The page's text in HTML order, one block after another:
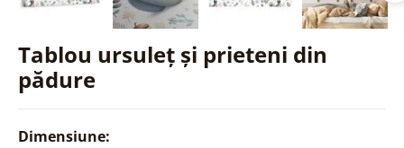
Tablou ursuleț și prieteni din
pădure
Dimensiune: